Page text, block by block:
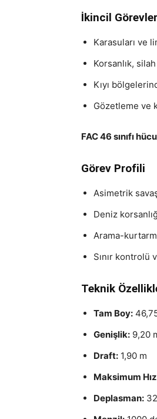
İkincil Görevler
Karasuları ve
Korsanlık,
Kıyı
Gözetleme ve
FAC 46 sınıfı
Görev Profili
Asimetrik
Deniz
Arama-
Sınır kontrolü
Teknik
Tam Boy:
Genişlik: 9,20
Draft: 1,90 m
Maksimum
Deplasman: